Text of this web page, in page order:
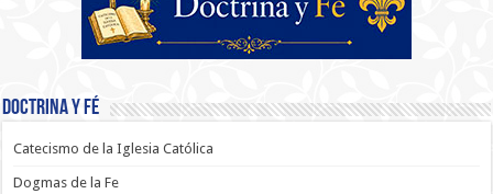
Doctrina y Fé
Catecismo de la Iglesia Católica
Dogmas de la Fe